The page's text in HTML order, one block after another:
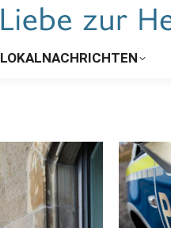
LOKALNACHRICHTEN